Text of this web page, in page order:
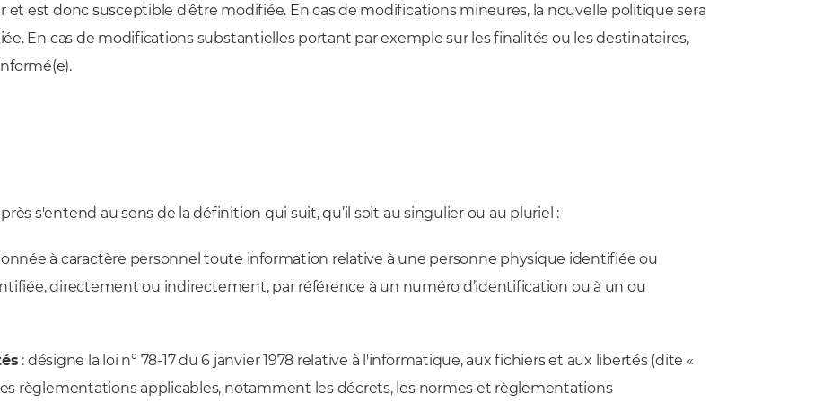
et est donc susceptible d’être modifiée. En cas de modifications mineures, la nouvelle politique sera
En cas de modifications substantielles portant par exemple sur les finalités ou les destinataires,
s'entend au sens de la définition qui suit, qu’il soit au singulier ou au pluriel :
à caractère personnel toute information relative à une personne physique identifiée ou
directement ou indirectement, par référence à un numéro d’identification ou à un ou
: désigne la loi n° 78-17 du 6 janvier 1978 relative à l'informatique, aux fichiers et aux libertés (dite «
règlementations applicables, notamment les décrets, les normes et règlementations